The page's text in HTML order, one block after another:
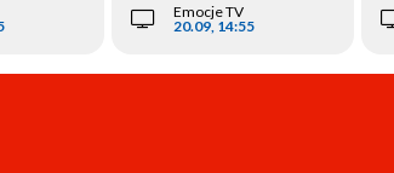
Emocje TV
20.09, 14:55